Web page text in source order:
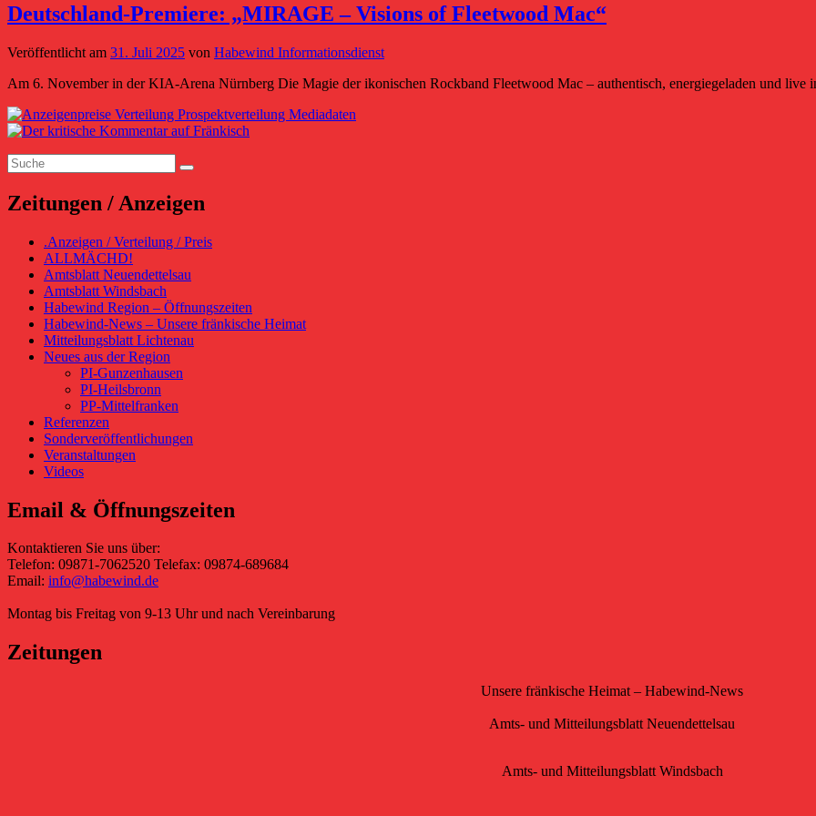
Deutschland-Premiere: „MIRAGE – Visions of Fleetwood Mac“
Veröffentlicht am 31. Juli 2025 von Habewind Informationsdienst
Am 6. November in der KIA-Arena Nürnberg Die Magie der ikonischen Rockband Fleetwood Mac – authentisch, energiegeladen und live
Primärer
Seitenleisten-
Widgetbereich
Suchen
nach:
Suchen
Zeitungen / Anzeigen
.Anzeigen / Verteilung / Preis
ALLMÄCHD!
Amtsblatt Neuendettelsau
Amtsblatt Windsbach
Habewind Region – Öffnungszeiten
Habewind-News – Unsere fränkische Heimat
Mitteilungsblatt Lichtenau
Neues aus der Region
PI-Gunzenhausen
PI-Heilsbronn
PP-Mittelfranken
Referenzen
Sonderveröffentlichungen
Veranstaltungen
Videos
Email & Öffnungszeiten
Kontaktieren Sie uns über:
Telefon: 09871-7062520 Telefax: 09874-689684
Email: info@habewind.de
Montag bis Freitag von 9-13 Uhr und nach Vereinbarung
Zeitungen
Unsere fränkische Heimat – Habewind-News
Amts- und Mitteilungsblatt Neuendettelsau
Amts- und Mitteilungsblatt Windsbach